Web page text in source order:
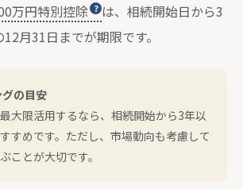
万円特別控除
は、相続開始日から3
月31日までが期限です。
の目安
大限活用するなら、相続開始から3年以
すめです。ただし、市場動向も考慮して
ことが大切です。